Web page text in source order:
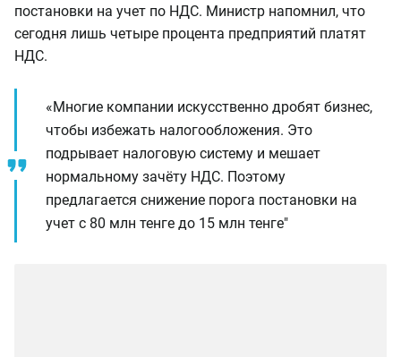
постановки на учет по НДС. Министр напомнил, что
сегодня лишь четыре процента предприятий платят
НДС.
«Многие компании искусственно дробят бизнес,
чтобы избежать налогообложения. Это
подрывает налоговую систему и мешает
нормальному зачёту НДС. Поэтому
предлагается снижение порога постановки на
учет с 80 млн тенге до 15 млн тенге"